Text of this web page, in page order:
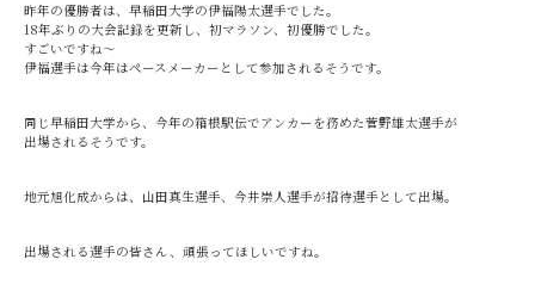
昨年の優勝者は、早稲田大学の伊福陽太選手でした。
18年ぶりの大会記録を更新し、初マラソン、初優勝でした。
すごいですね～
伊福選手は今年はペースメーカーとして参加されるそうです。
同じ早稲田大学から、今年の箱根駅伝でアンカーを務めた菅野雄太選手が
出場されるそうです。
地元旭化成からは、山田真生選手、今井崇人選手が招待選手として出場。
出場される選手の皆さん、頑張ってほしいですね。